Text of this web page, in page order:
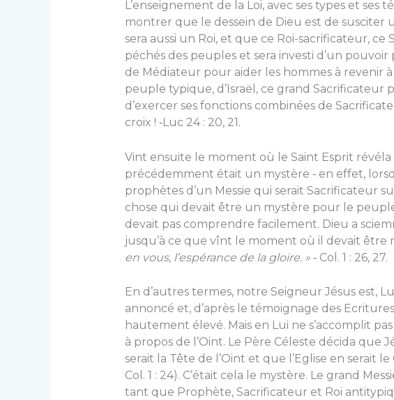
L’enseignement de la Loi, avec ses types et ses
montrer que le dessein de Dieu est de susciter
sera aussi un Roi, et que ce Roi-sacrificateur,
péchés des peuples et sera investi d’un
de Médiateur pour aider les hommes à revenir
peuple typique, d’Israël, ce grand Sacrificateur
d’exercer ses fonctions combinées de
croix ! ‑Luc 24 : 20, 21.
Vint ensuite le moment où le Saint Esprit révéla
précédemment était un mystère ‑ en effet,
prophètes d’un Messie qui serait Sacrificateur
chose qui devait être un mystère pour le
devait pas comprendre facilement. Dieu a
jusqu’à ce que vînt le moment où il devait être
en vous, l’espérance de la gloire. »‑ Col. 1 : 26, 27.
En d’autres termes, notre Seigneur Jésus est,
annoncé et, d’après le témoignage des
hautement élevé. Mais en Lui ne s’accomplit
à propos de l’Oint. Le Père Céleste décida que
serait la Tête de l’Oint et que l’Eglise en serait le
Col. 1 : 24). C’était cela le mystère. Le grand
tant que Prophète, Sacrificateur et Roi